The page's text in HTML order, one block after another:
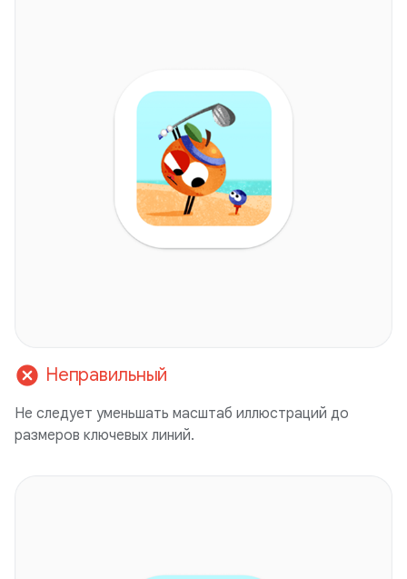
cancel Неправильный
Не следует уменьшать масштаб иллюстраций до
размеров ключевых линий.